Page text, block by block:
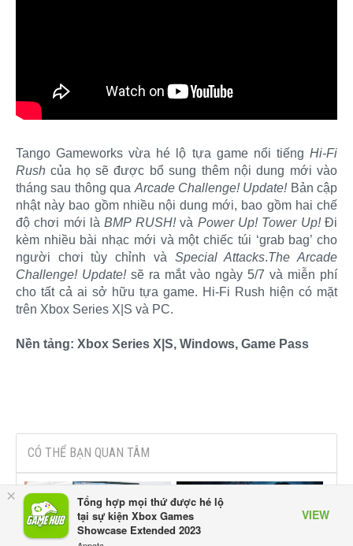
×
Tổng hợp mọi thứ được hé lộ
tại sự kiện Xbox Games
Showcase Extended 2023
VIEW
Tango Gameworks vừa hé lộ tựa game nổi tiếng Hi-Fi
Rush của họ sẽ được bổ sung thêm nội dung mới vào
tháng sau thông qua Arcade Challenge! Update! Bản cập
nhật này bao gồm nhiều nội dung mới, bao gồm hai chế
độ chơi mới làBMP RUSH!và Power Up! Tower Up!Đi
kèm nhiều bài nhạc mới và một chiếc túi ‘grab bag’ cho
người chơi tùy chỉnh và Special Attacks.The Arcade
Challenge! Update!sẽ ra mắt vào ngày 5/7 và miễn phí
cho tất cả ai sở hữu tựa game. Hi-Fi Rush hiện có mặt
trên Xbox Series X|S và PC.
Nền tảng: Xbox Series X|S, Windows, Game Pass
CÓ THỂ BẠN QUAN TÂM